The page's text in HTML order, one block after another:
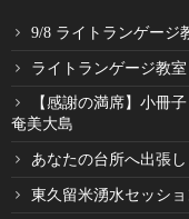
9/8 ライトランゲージ
ライトランゲージ教
【感謝の満席】小冊
奄美大島
あなたの台所へ出張し
東久留米湧水セッショ